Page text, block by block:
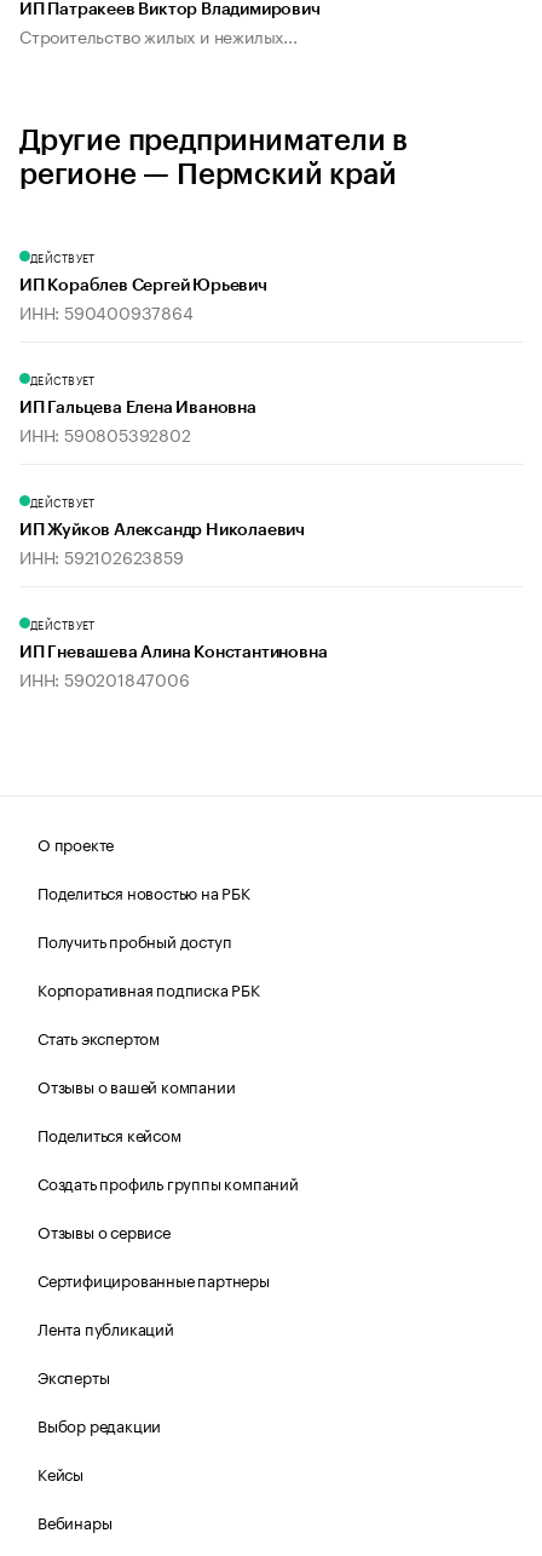
ИП Патракеев Виктор Владимирович
Строительство жилых и нежилых...
Другие предприниматели в
регионе — Пермский край
ДЕЙСТВУЕТ
ИП Кораблев Сергей Юрьевич
ИНН: 590400937864
ДЕЙСТВУЕТ
ИП Гальцева Елена Ивановна
ИНН: 590805392802
ДЕЙСТВУЕТ
ИП Жуйков Александр Николаевич
ИНН: 592102623859
ДЕЙСТВУЕТ
ИП Гневашева Алина Константиновна
ИНН: 590201847006
О проекте
Поделиться новостью на РБК
Получить пробный доступ
Корпоративная подписка РБК
Стать экспертом
Отзывы о вашей компании
Поделиться кейсом
Создать профиль группы компаний
Отзывы о сервисе
Сертифицированные партнеры
Лента публикаций
Эксперты
Выбор редакции
Кейсы
Вебинары